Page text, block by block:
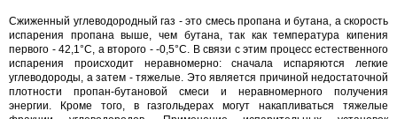
Сжиженный углеводородный газ - это смесь пропана и бутана, а скорость
испарения пропана выше, чем бутана, так как температура кипения
первого - 42,1°С, а второго - -0,5°С. В связи с этим процесс естественного
испарения происходит неравномерно: сначала испаряются легкие
углеводороды, а затем - тяжелые. Это является причиной недостаточной
плотности пропан-бутановой смеси и неравномерного получения
энергии. Кроме того, в газгольдерах могут накапливаться тяжелые